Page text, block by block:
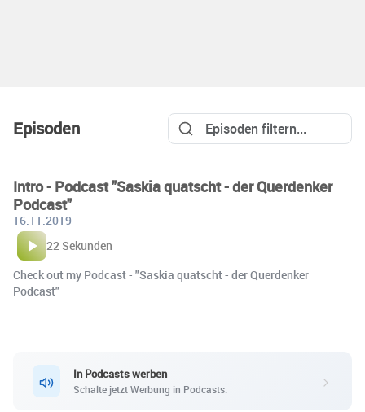
Episoden
Intro - Podcast "Saskia quatscht - der Querdenker
Podcast"
16.11.2019
22 Sekunden
Check out my Podcast - "Saskia quatscht - der Querdenker
Podcast"
In Podcasts werben
Schalte jetzt Werbung in Podcasts.